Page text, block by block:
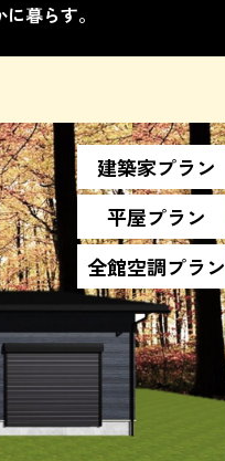
暮らす。
建築家プラン
平屋プラン
全館空調プラン